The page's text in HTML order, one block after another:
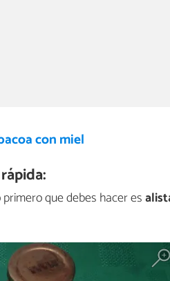
con miel
que debes hacer es